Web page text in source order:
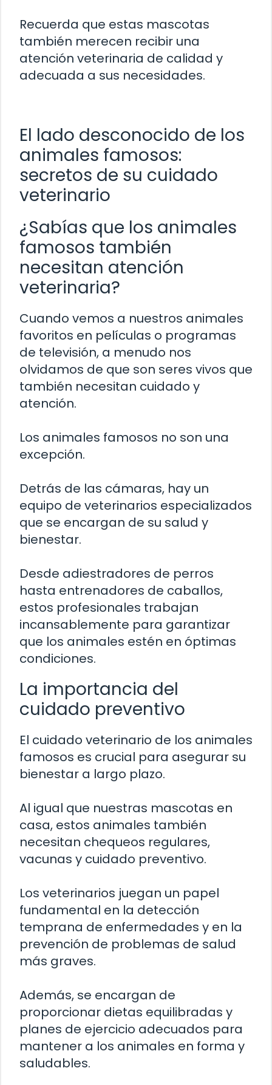
Recuerda que estas mascotas
también merecen recibir una
atención veterinaria de calidad y
adecuada a sus necesidades.
El lado desconocido de los
animales famosos:
secretos de su cuidado
veterinario
¿Sabías que los animales
famosos también
necesitan atención
veterinaria?
Cuando vemos a nuestros animales
favoritos en películas o programas
de televisión, a menudo nos
olvidamos de que son seres vivos que
también necesitan cuidado y
atención.
Los animales famosos no son una
excepción.
Detrás de las cámaras, hay un
equipo de veterinarios especializados
que se encargan de su salud y
bienestar.
Desde adiestradores de perros
hasta entrenadores de caballos,
estos profesionales trabajan
incansablemente para garantizar
que los animales estén en óptimas
condiciones.
La importancia del
cuidado preventivo
El cuidado veterinario de los animales
famosos es crucial para asegurar su
bienestar a largo plazo.
Al igual que nuestras mascotas en
casa, estos animales también
necesitan chequeos regulares,
vacunas y cuidado preventivo.
Los veterinarios juegan un papel
fundamental en la detección
temprana de enfermedades y en la
prevención de problemas de salud
más graves.
Además, se encargan de
proporcionar dietas equilibradas y
planes de ejercicio adecuados para
mantener a los animales en forma y
saludables.